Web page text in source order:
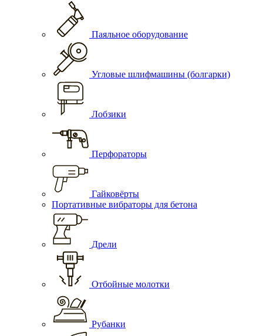
Паяльное оборудование
Угловые шлифмашины (болгарки)
Лобзики
Перфораторы
Гайковёрты
Портативные вибраторы для бетона
Дрели
Отбойные молотки
Рубанки